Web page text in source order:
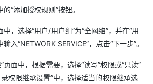
的“添加授权规则”按钮。
中，选择“用户/用户组”为“全网络”，并在“用
入“NETWORK SERVICE”，点击“下一步”。
页面中，根据需要，选择“读写”权限或“只读”
权限继承设置”中，选择适当的权限继承选